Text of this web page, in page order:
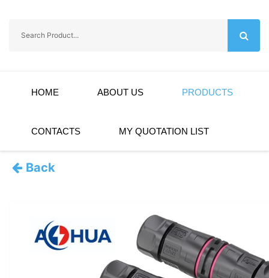
HOME ABOUT US PRODUCTS
CONTACTS MY QUOTATION LIST
Back